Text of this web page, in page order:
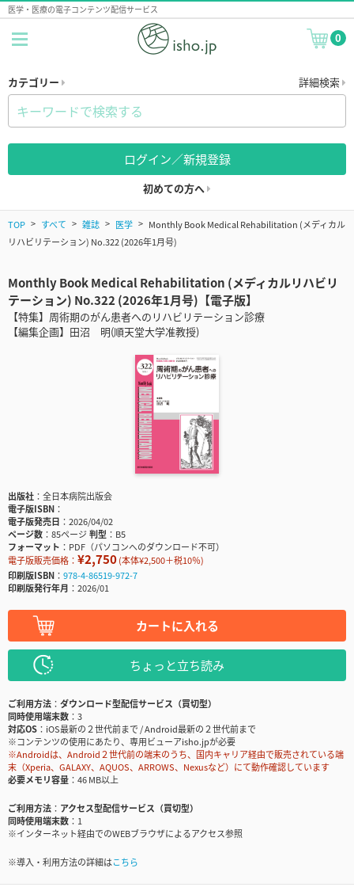
医学・医療の電子コンテンツ配信サービス
0
カテゴリー 詳細検索
ログイン／新規登録
初めての方へ
TOP すべて 雑誌 医学
Monthly Book Medical Rehabilitation (メディカル
リハビリテーション) No.322 (2026年1月号)
Monthly Book Medical Rehabilitation (メディカルリハビリ
テーション) No.322 (2026年1月号)【電子版】
【特集】周術期のがん患者へのリハビリテーション診療
【編集企画】田沼 明(順天堂大学准教授)
出版社
全日本病院出版会
電子版ISBN
電子版発売日
2026/04/02
ページ数
85ページ判型
B5
フォーマット
PDF（パソコンへのダウンロード不可）
電子版販売価格： ¥2,750(本体¥2,500＋税10％)
印刷版ISBN
978-4-86519-972-7
印刷版発行年月
2026/01
カートに入れる
ちょっと立ち読み
ご利用方法
ダウンロード型配信サービス（買切型）
同時使用端末数
3
対応OS
iOS最新の２世代前まで / Android最新の２世代前まで
※コンテンツの使用にあたり、専用ビューアisho.jpが必要
※Androidは、Android２世代前の端末のうち、国内キャリア経由で販売されている端
末（Xperia、GALAXY、AQUOS、ARROWS、Nexusなど）にて動作確認しています
必要メモリ容量
46 MB以上
ご利用方法
アクセス型配信サービス（買切型）
同時使用端末数
1
※インターネット経由でのWEBブラウザによるアクセス参照
※導入・利用方法の詳細はこちら